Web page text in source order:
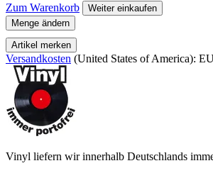
Zum Warenkorb
Weiter einkaufen
Menge ändern
Artikel merken
Versandkosten (United States of America):
Vinyl liefern wir innerhalb Deutschlands